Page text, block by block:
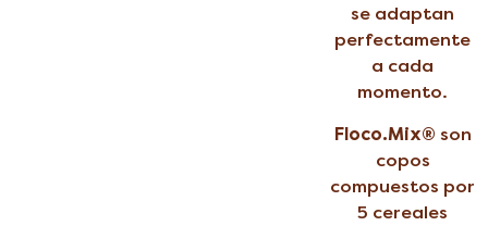
se adaptan
perfectamente
a cada
momento.
Floco.Mix® son
copos
compuestos por
5 cereales